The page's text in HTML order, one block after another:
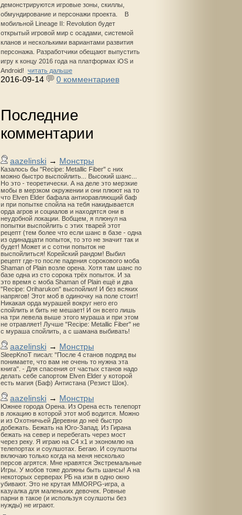
демонстрируются игровые зоны, скиллы,
обмундирование и персонажи проекта. В
мобильной Lineage II: Revolution будет
открытый игровой мир с осадами, системой
кланов и несколькими вариантами развития
персонажа. Разработчики обещают выпустить
игру к концу 2016 года на платформах iOS и
Android! читать дальше
2016-09-14 0 комментариев
Последние
комментарии
aazelinski → Монстры
Казалось бы "Recipe: Metallic Fiber" с них
можно быстро выспойлить... Высокий шанс...
Но это - теоретически. А на деле это мерзкие
мобы в мерзком окружении и они плюют на то
что Elven Elder бафала антиоравляющий баф
и при попытке спойла на тебя накидывается
орда агров и социалов и находятся они в
неудобной локации. Вобщем, я плюнул на
попытки выспойлить с этих тварей этот
рецепт (тем более что если шанс в базе - одна
из одинадцати попыток, то это не значит так и
будет! Может и с сотни попыток не
выспойлиться! Корейский рандом! Выбил
рецепт где-то после падения сорокового моба
Shaman of Plain возле орена. Хотя там шанс по
базе одна из сто сорока трёх попыток. И за
это время с моба Shaman of Plain ещё и два
"Recipe: Oriharukon" выспойлил! И без всяких
напрягов! Этот моб в одиночку на поле стоит!
Никакая орда мурашей вокруг него его
спойлить и бить не мешает! И он всего лишь
на три левела выше этого мураша и при этом
не отравляет! Лучше "Recipe: Metallic Fiber" не
с мураша спойлить, а с шамана выбивать!
aazelinski → Монстры
SleepKnoT писал: "После 4 станов подряд вы
понимаете, что вам не очень то нужна эта
книга". - Для спасения от частых станов надо
делать себе сапортом Elven Elder у которой
есть магия (Баф) Антистана (Резист Шок).
aazelinski → Монстры
Южнее города Орена. Из Орена есть телепорт
в локацию в которой этот моб водится. Можно
и из Охотничьей Деревни до неё быстро
добежать. Бежать на Юго-Запад. Из Гирана
бежать на север и перебегать через мост
через реку. Я играю на С4 х1 и экономлю на
телепортах и соулшотах. Бегаю. И соулшоты
включаю только когда на меня несколько
персов агрятся. Мне нравятся Экстремальные
Игры. У мобов тоже должны быть шансы! А на
некоторых серверах РБ на изи в одно окно
убивают. Это не крутая MMORPG-игра, а
казуалка для маленьких девочек. Ровные
парни в такое (и используя соулшоты без
нужды) не играют.